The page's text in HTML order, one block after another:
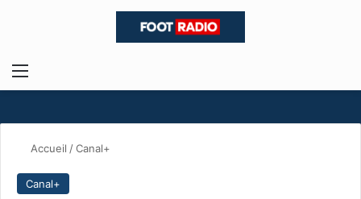
Menu
Accueil /Canal+
Canal+